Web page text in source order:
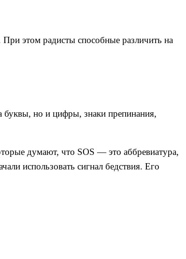
этом радисты способные различить на
буквы, но и цифры, знаки препинания,
думают, что SOS — это аббревиатура,
использовать сигнал бедствия. Его